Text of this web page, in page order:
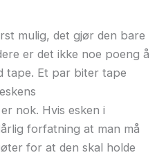
mulig, det gjør den bare
er det ikke noe poeng å
tape. Et par biter tape
nok. Hvis esken i
forfatning at man må
for at den skal holde